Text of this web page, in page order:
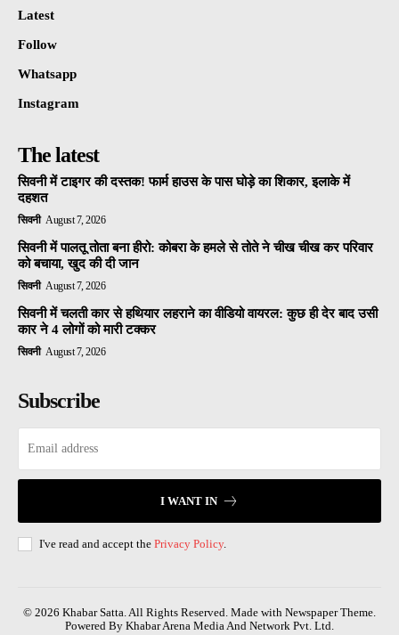
Latest
Follow
Whatsapp
Instagram
The latest
सिवनी में टाइगर की दस्तक! फार्म हाउस के पास घोड़े का शिकार, इलाके में
दहशत
सिवनी August 7, 2026
सिवनी में पालतू तोता बना हीरो: कोबरा के हमले से तोते ने चीख चीख कर परिवार
को बचाया, खुद की दी जान
सिवनी August 7, 2026
सिवनी में चलती कार से हथियार लहराने का वीडियो वायरल: कुछ ही देर बाद उसी
कार ने 4 लोगों को मारी टक्कर
सिवनी August 7, 2026
Subscribe
I WANT IN
I've read and accept the Privacy Policy.
© 2026 Khabar Satta. All Rights Reserved. Made with Newspaper Theme.
Powered By Khabar Arena Media And Network Pvt. Ltd.